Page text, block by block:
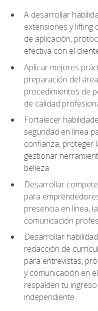
A desarrollar
extensiones y lifting
de aplicación,
efectiva con el
Aplicar mejores
preparación del
procedimientos de
de calidad
Fortalecer
seguridad en línea
confianza, proteger
gestionar
belleza.
Desarrollar
para
presencia en línea,
comunicación
Desarrollar
redacción de
para entrevistas,
y comunicación en
respalden tu
independiente.